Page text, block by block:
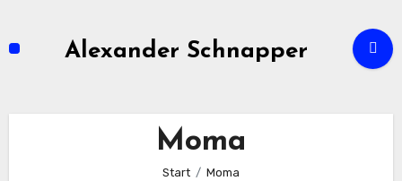
Alexander Schnapper
Moma
Start Moma